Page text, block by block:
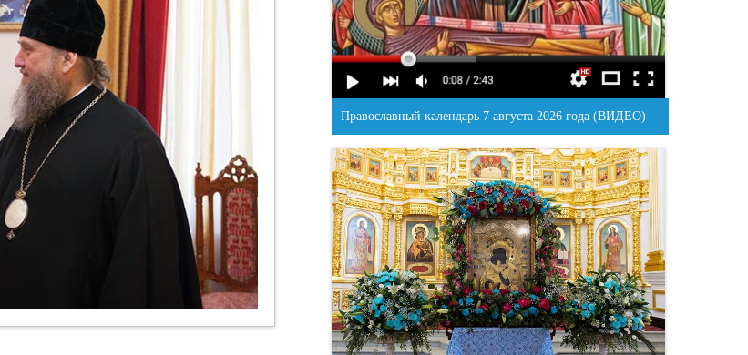
Православный календарь 7 августа 2026 года (ВИДЕО)